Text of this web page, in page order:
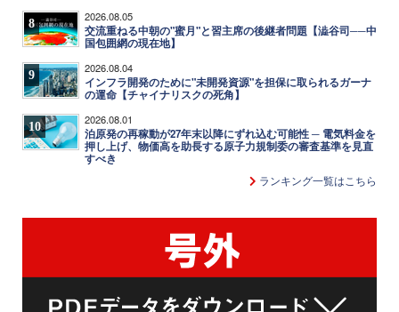
8 2026.08.05
交流重ねる中朝の"蜜月"と習主席の後継者問題【澁谷司──中
国包囲網の現在地】
9 2026.08.04
インフラ開発のために"未開発資源"を担保に取られるガーナ
の運命【チャイナリスクの死角】
10 2026.08.01
泊原発の再稼動が27年末以降にずれ込む可能性 ─ 電気料金を
押し上げ、物価高を助長する原子力規制委の審査基準を見直
すべき
ランキング一覧はこちら